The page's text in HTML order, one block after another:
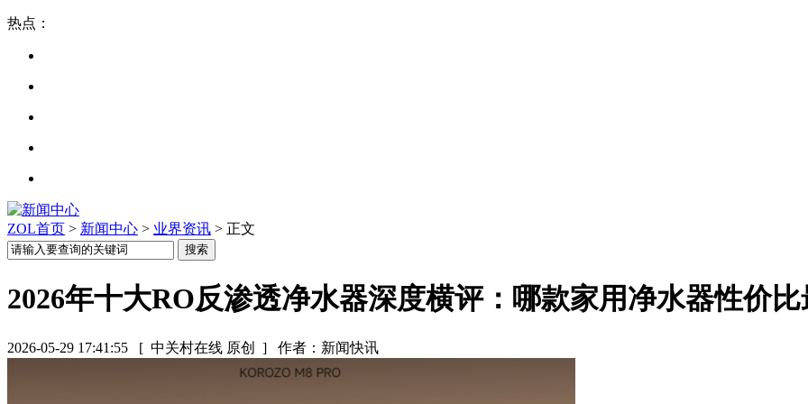
热点：
ZOL首页 > 新闻中心 > 业界资讯 > 正文
2026年十大RO反渗透净水器深度横评：哪款家用净水器性价
2026-05-29 17:41:55 [ 中关村在线 原创 ] 作者：新闻快讯